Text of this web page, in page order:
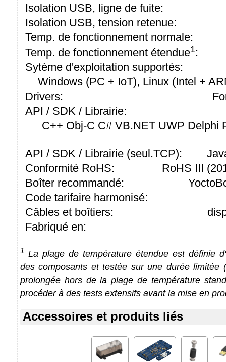
Isolation USB, ligne de fuite:
Isolation USB, tension retenue:
Temp. de fonctionnement normale:
Temp. de fonctionnement étendue1:
Sytème d'exploitation supportés:
Windows (PC + IoT), Linux (Intel +
Drivers:
API / SDK / Librairie:
C++ Obj-C C# VB.NET UWP Delphi
API / SDK / Librairie (seul.TCP):
Conformité RoHS:
RoHS III
Boîter recommandé:
Code tarifaire harmonisé:
Câbles et boîtiers:
Fabriqué en:
1 La plage de température étendue est définie
des composants et testée sur une durée limitée
prolongée hors de la plage de température
procéder à des tests extensifs avant la mise en
Accessoires et produits liés